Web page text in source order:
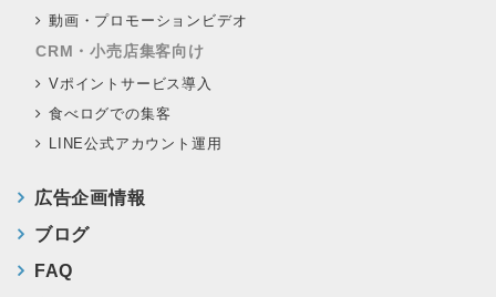
動画・プロモーションビデオ
CRM・小売店集客向け
Vポイントサービス導入
食べログでの集客
LINE公式アカウント運用
広告企画情報
ブログ
FAQ